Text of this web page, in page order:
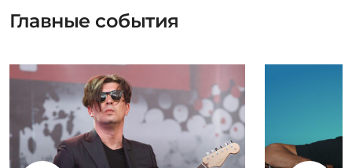
Главные события